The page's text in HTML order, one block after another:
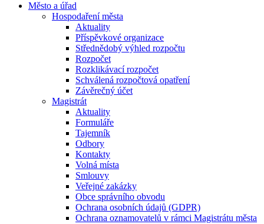
Město a úřad
Hospodaření města
Aktuality
Příspěvkové organizace
Střednědobý výhled rozpočtu
Rozpočet
Rozklikávací rozpočet
Schválená rozpočtová opatření
Závěrečný účet
Magistrát
Aktuality
Formuláře
Tajemník
Odbory
Kontakty
Volná místa
Smlouvy
Veřejné zakázky
Obce správního obvodu
Ochrana osobních údajů (GDPR)
Ochrana oznamovatelů v rámci Magistrátu města